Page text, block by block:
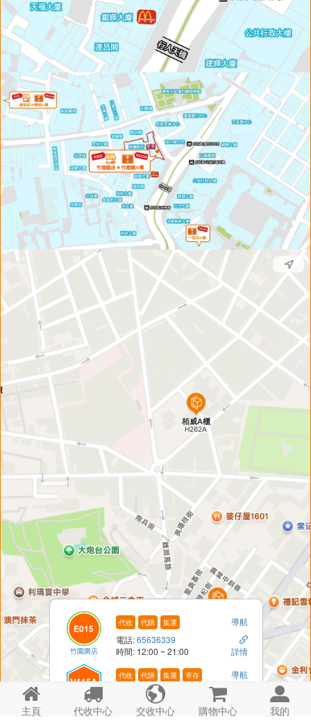

主頁

代收中心

交收中心

購物中心

我的
E015
竹園圍店
代收 代購 集運
導航
電話:65636339 
時間: 12:00 ~ 21:00 詳情
H115A
竹園圍A櫃
代收 代購 集運 寄存
導航
65636339
時間: 24hrs 詳情